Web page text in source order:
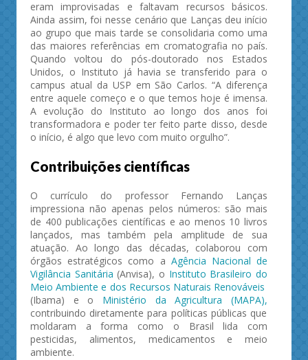
eram improvisadas e faltavam recursos básicos.
Ainda assim, foi nesse cenário que Lanças deu início
ao grupo que mais tarde se consolidaria como uma
das maiores referências em cromatografia no país.
Quando voltou do pós-doutorado nos Estados
Unidos, o Instituto já havia se transferido para o
campus atual da USP em São Carlos. “A diferença
entre aquele começo e o que temos hoje é imensa.
A evolução do Instituto ao longo dos anos foi
transformadora e poder ter feito parte disso, desde
o início, é algo que levo com muito orgulho”.
Contribuições científicas
O currículo do professor Fernando Lanças
impressiona não apenas pelos números: são mais
de 400 publicações científicas e ao menos 10 livros
lançados, mas também pela amplitude de sua
atuação. Ao longo das décadas, colaborou com
órgãos estratégicos como a Agência Nacional de
Vigilância Sanitária (Anvisa), o Instituto Brasileiro do
Meio Ambiente e dos Recursos Naturais Renováveis
(Ibama) e o Ministério da Agricultura (MAPA),
contribuindo diretamente para políticas públicas que
moldaram a forma como o Brasil lida com
pesticidas, alimentos, medicamentos e meio
ambiente.